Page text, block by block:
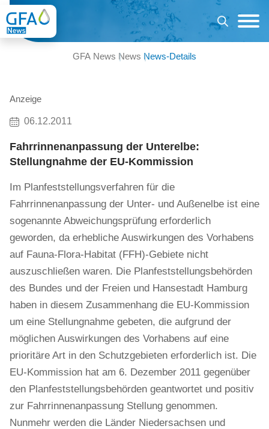
GFA News News News-Details
Anzeige
06.12.2011
Fahrrinnenanpassung der Unterelbe:
Stellungnahme der EU-Kommission
Im Planfeststellungsverfahren für die
Fahrrinnenanpassung der Unter- und Außenelbe ist eine
sogenannte Abweichungsprüfung erforderlich
geworden, da erhebliche Auswirkungen des Vorhabens
auf Fauna-Flora-Habitat (FFH)-Gebiete nicht
auszuschließen waren. Die Planfeststellungsbehörden
des Bundes und der Freien und Hansestadt Hamburg
haben in diesem Zusammenhang die EU-Kommission
um eine Stellungnahme gebeten, die aufgrund der
möglichen Auswirkungen des Vorhabens auf eine
prioritäre Art in den Schutzgebieten erforderlich ist. Die
EU-Kommission hat am 6. Dezember 2011 gegenüber
den Planfeststellungsbehörden geantwortet und positiv
zur Fahrrinnenanpassung Stellung genommen.
Nunmehr werden die Länder Niedersachsen und